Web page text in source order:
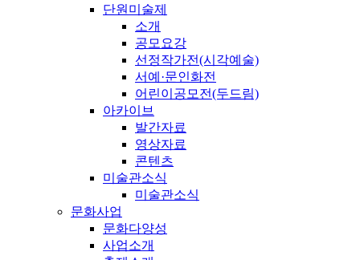
단원미술제
소개
공모요강
선정작가전(시각예술)
서예·문인화전
어린이공모전(두드림)
아카이브
발간자료
영상자료
콘텐츠
미술관소식
미술관소식
문화사업
문화다양성
사업소개